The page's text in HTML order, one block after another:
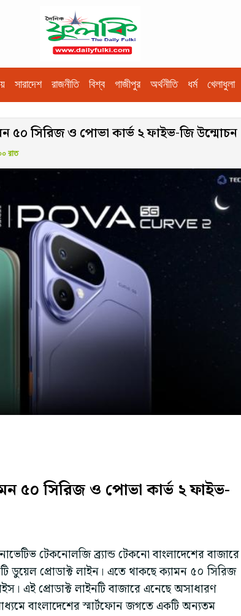
সারাদেশ রাজনীতি বিশ্ব গাজীপুর অর্থনীতি ধর্ম খেলাধুলা
৫০ সিরিজ ও পোভা কার্ভ ২ ফাইভ-জি উন্মোচন
রাত
৫০ সিরিজ ও পোভা কার্ভ ২ ফাইভ-
টেকনোলজি ব্র্যান্ড টেকনো বাংলাদেশের বাজারে
ডুয়েল প্রোডাক্ট লাইন। এতে থাকছে ক্যামন ৫০ সিরিজ
এই প্রোডাক্ট লাইনটি বাজারে এনেছে অসাধারণ
বাংলাদেশের স্মার্টফোন জগতে একটি অন্যতম